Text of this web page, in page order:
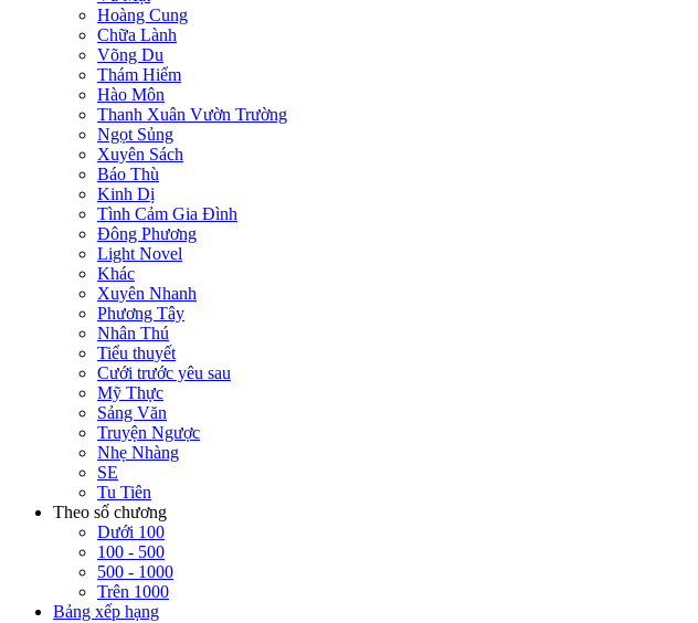
Hoàng Cung
Chữa Lành
Võng Du
Thám Hiểm
Hào Môn
Thanh Xuân Vườn Trường
Ngọt Sủng
Xuyên Sách
Báo Thù
Kinh Dị
Tình Cảm Gia Đình
Đông Phương
Light Novel
Khác
Xuyên Nhanh
Phương Tây
Nhân Thú
Tiểu thuyết
Cưới trước yêu sau
Mỹ Thực
Sảng Văn
Truyện Ngược
Nhẹ Nhàng
SE
Tu Tiên
Theo số chương
Dưới 100
100 - 500
500 - 1000
Trên 1000
Bảng xếp hạng